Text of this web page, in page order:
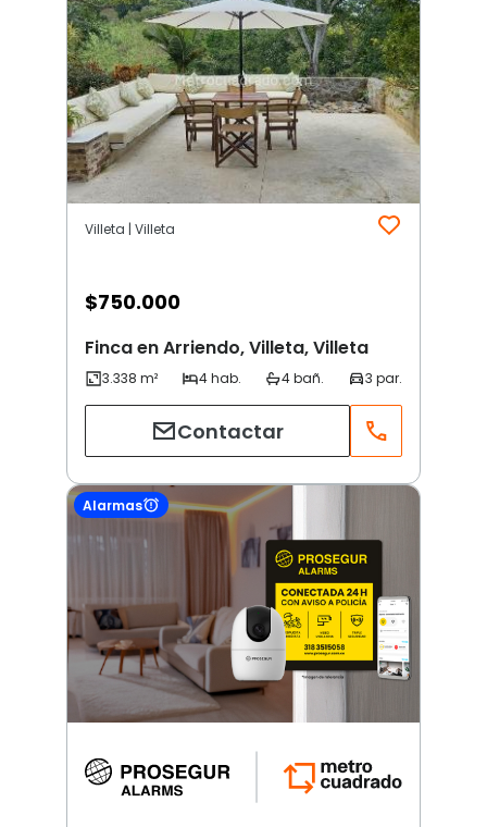
Villeta | Villeta
$750.000
Finca en Arriendo, Villeta, Villeta
Contactar
Alarmas